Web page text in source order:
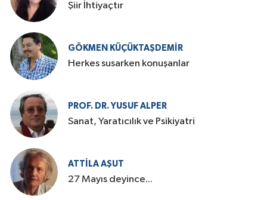
Şiir İhtiyaçtır
GÖKMEN KÜÇÜKTAŞDEMIR
Herkes susarken konuşanlar
PROF. DR. YUSUF ALPER
Sanat, Yaratıcılık ve Psikiyatri
ATTILA AŞUT
27 Mayıs deyince...